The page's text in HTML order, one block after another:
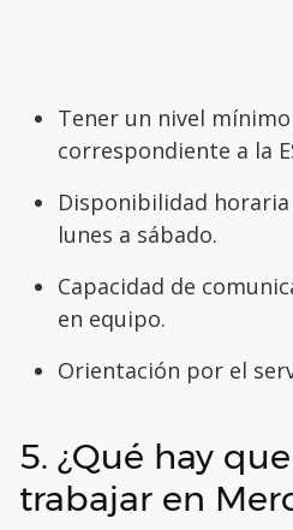
Tener un nivel
correspondiente a la
Disponibilidad
lunes a sábado.
Capacidad de
en equipo.
Orientación por el
5. ¿Qué hay
trabajar en